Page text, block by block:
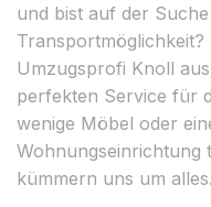
und bist auf der
Umzugsprofi Knoll
perfekten Service für
wenige Möbel oder
Wohnungseinrichtung
kümmern uns um alles.